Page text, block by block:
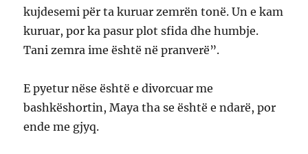
kujdesemi për ta kuruar zemrën tonë. Un e kam
kuruar, por ka pasur plot sfida dhe humbje.
Tani zemra ime është në pranverë”.
E pyetur nëse është e divorcuar me
bashkëshortin, Maya tha se është e ndarë, por
ende me gjyq.